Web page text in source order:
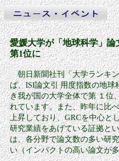
朝日新聞社刊「大学ランキン
ば、ISI論文引 用度指数の地
き我が国の大学全体で第 １位
れています。また、昨年に比
上昇しており、GRCを中心と
研究業績をあげている証拠と
は、各分野で論文数の多い研
い（インパクトの高い論文が
愛媛大学が「地球科学」
第1位に